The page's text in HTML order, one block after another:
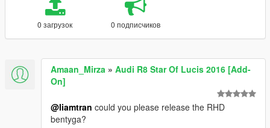
0 загрузок 0 подписчиков
Amaan_Mirza » Audi R8 Star Of Lucis 2016 [Add-
On]
@liamtran could you please release the RHD
bentyga?